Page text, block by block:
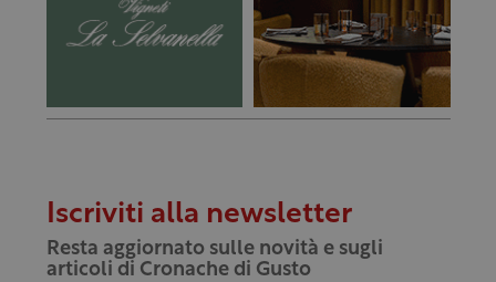
Iscriviti alla newsletter
Resta aggiornato sulle novità e sugli
articoli di Cronache di Gusto